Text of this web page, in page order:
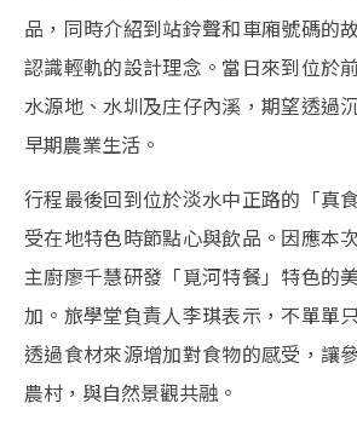
品，同時介紹到站鈴聲和車廂號碼的
認識輕軌的設計理念。當日來到位於
水源地、水圳及庄仔內溪，期望透過
早期農業生活。
行程最後回到位於淡水中正路的「真
受在地特色時節點心與飲品。因應本
主廚廖千慧研發「覓河特餐」特色的
加。旅學堂負責人李琪表示，不單單
透過食材來源增加對食物的感受，讓
農村，與自然景觀共融。